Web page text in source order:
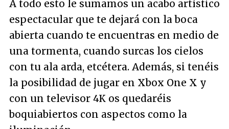
A todo esto le sumamos un acabo artístico
espectacular que te dejará con la boca
abierta cuando te encuentras en medio de
una tormenta, cuando surcas los cielos
con tu ala arda, etcétera. Además, si tenéis
la posibilidad de jugar en Xbox One X y
con un televisor 4K os quedaréis
boquiabiertos con aspectos como la